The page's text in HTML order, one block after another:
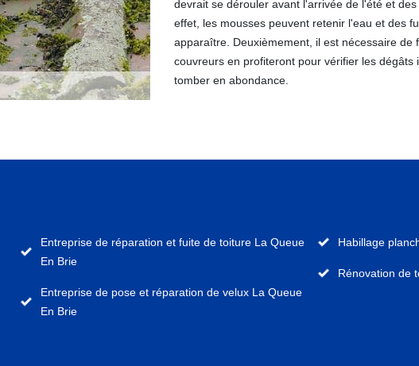
devrait se dérouler avant l'arrivée de l'été et
effet, les mousses peuvent retenir l'eau et des
apparaître. Deuxièmement, il est nécessaire de
couvreurs en profiteront pour vérifier les dégâts
tomber en abondance.
Entreprise de réparation et fuite de toiture La Queue
En Brie
Entreprise de pose et réparation de velux La Queue
En Brie
Habillage
Rénovation de